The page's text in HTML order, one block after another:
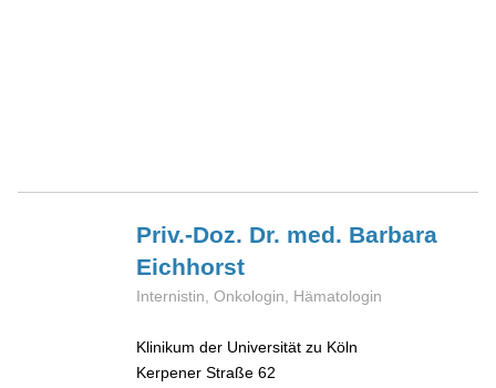
Priv.-Doz. Dr. med. Barbara
Eichhorst
Internistin, Onkologin, Hämatologin
Klinikum der Universität zu Köln
Kerpener Straße 62